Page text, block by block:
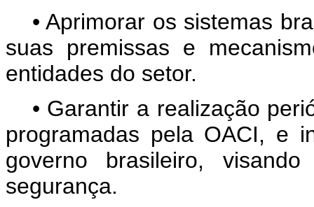
• Aprimorar os sistemas
suas premissas e
entidades do setor.
• Garantir a realização
programadas pela OACI, e
governo brasileiro,
segurança.